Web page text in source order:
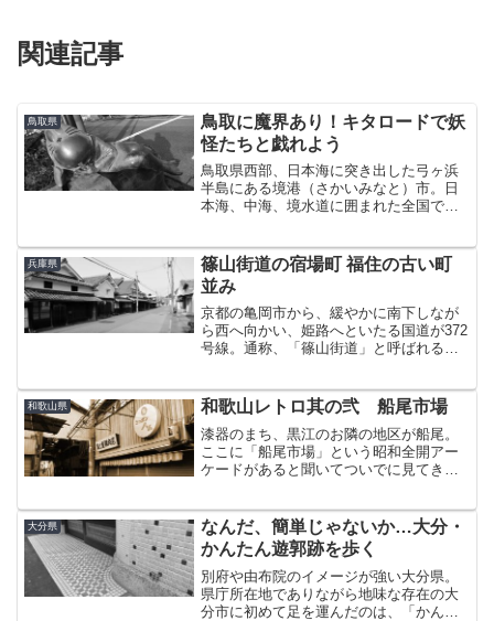
関連記事
鳥取県
鳥取に魔界あり！キタロードで妖
怪たちと戯れよう
鳥取県西部、日本海に突き出した弓ヶ浜
半島にある境港（さかいみなと）市。日
本海、中海、境水道に囲まれた全国でも
る街である。この境港は「ゲゲゲの鬼太
郎」の作者である水木し...
兵庫県
篠山街道の宿場町 福住の古い町
並み
京都の亀岡市から、緩やかに南下しなが
ら西へ向かい、姫路へといたる国道が372
号線。通称、「篠山街道」と呼ばれる国
あり、2012年に国の重要伝統的建造物群
保存地区に選定さ...
和歌山県 和歌山レトロ其の弐 船尾市場
漆器のまち、黒江のお隣の地区が船尾。
ここに「船尾市場」という昭和全開アー
ケードがあると聞いてついでに見てき
いかにも手作り感満載の看板がいい。こ
の先が商店街。路地へ入ってみ...
大分県
なんだ、簡単じゃないか…大分・
かんたん遊郭跡を歩く
別府や由布院のイメージが強い大分県。
県庁所在地でありながら地味な存在の大
分市に初めて足を運んだのは、「かんた